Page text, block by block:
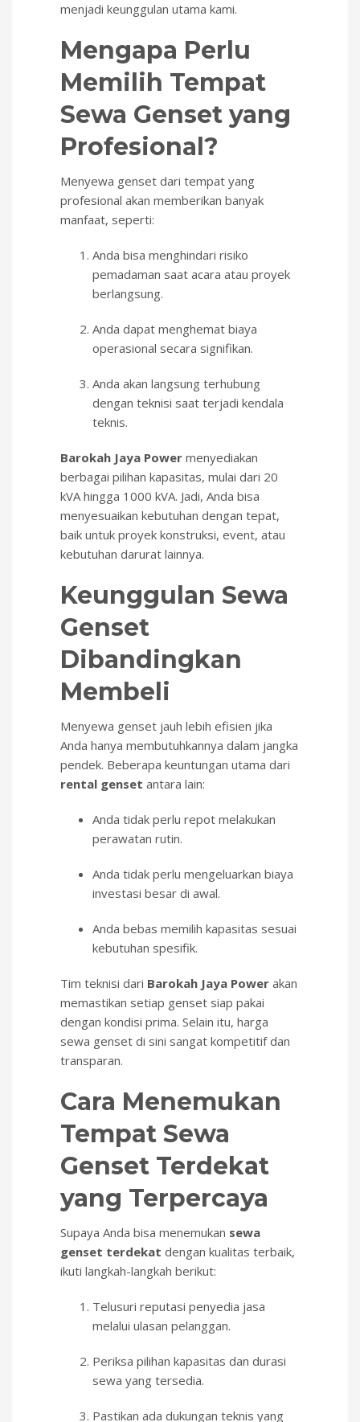
menjadi keunggulan utama kami.
Mengapa Perlu
Memilih Tempat
Sewa Genset yang
Profesional?
Menyewa genset dari tempat yang
profesional akan memberikan banyak
manfaat, seperti:
Anda bisa menghindari risiko
pemadaman saat acara atau proyek
berlangsung.
Anda dapat menghemat biaya
operasional secara signifikan.
Anda akan langsung terhubung
dengan teknisi saat terjadi kendala
teknis.
Barokah Jaya Power menyediakan
berbagai pilihan kapasitas, mulai dari 20
kVA hingga 1000 kVA. Jadi, Anda bisa
menyesuaikan kebutuhan dengan tepat,
baik untuk proyek konstruksi, event, atau
kebutuhan darurat lainnya.
Keunggulan Sewa
Genset
Dibandingkan
Membeli
Menyewa genset jauh lebih efisien jika
Anda hanya membutuhkannya dalam jangka
pendek. Beberapa keuntungan utama dari
rental genset antara lain:
Anda tidak perlu repot melakukan
perawatan rutin.
Anda tidak perlu mengeluarkan biaya
investasi besar di awal.
Anda bebas memilih kapasitas sesuai
kebutuhan spesifik.
Tim teknisi dari Barokah Jaya Power akan
memastikan setiap genset siap pakai
dengan kondisi prima. Selain itu, harga
sewa genset di sini sangat kompetitif dan
transparan.
Cara Menemukan
Tempat Sewa
Genset Terdekat
yang Terpercaya
Supaya Anda bisa menemukan sewa
genset terdekat dengan kualitas terbaik,
ikuti langkah-langkah berikut:
Telusuri reputasi penyedia jasa
melalui ulasan pelanggan.
Periksa pilihan kapasitas dan durasi
sewa yang tersedia.
Pastikan ada dukungan teknis yang